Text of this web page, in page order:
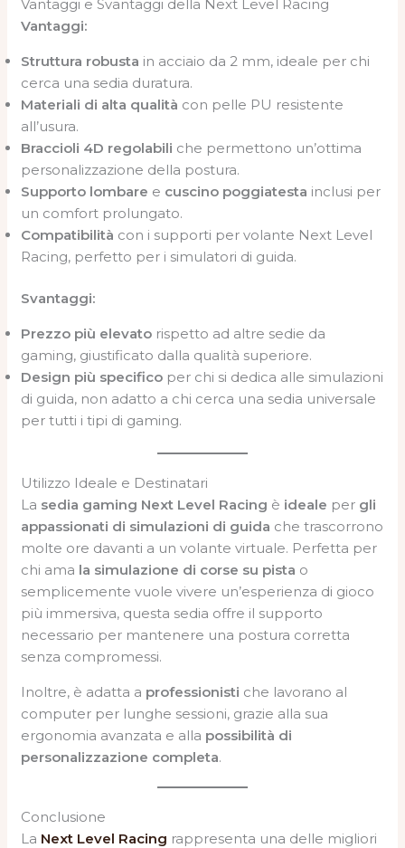
Vantaggi e Svantaggi della Next Level Racing
Vantaggi:
Struttura robusta in acciaio da 2 mm, ideale per chi
cerca una sedia duratura.
Materiali di alta qualità con pelle PU resistente
all’usura.
Braccioli 4D regolabili che permettono un’ottima
personalizzazione della postura.
Supporto lombare e cuscino poggiatesta inclusi per
un comfort prolungato.
Compatibilità con i supporti per volante Next Level
Racing, perfetto per i simulatori di guida.
Svantaggi:
Prezzo più elevato rispetto ad altre sedie da
gaming, giustificato dalla qualità superiore.
Design più specifico per chi si dedica alle simulazioni
di guida, non adatto a chi cerca una sedia universale
per tutti i tipi di gaming.
Utilizzo Ideale e Destinatari
La sedia gaming Next Level Racing è ideale per gli
appassionati di simulazioni di guida che trascorrono
molte ore davanti a un volante virtuale. Perfetta per
chi ama la simulazione di corse su pista o
semplicemente vuole vivere un’esperienza di gioco
più immersiva, questa sedia offre il supporto
necessario per mantenere una postura corretta
senza compromessi.
Inoltre, è adatta a professionisti che lavorano al
computer per lunghe sessioni, grazie alla sua
ergonomia avanzata e alla possibilità di
personalizzazione completa.
Conclusione
La Next Level Racing rappresenta una delle migliori